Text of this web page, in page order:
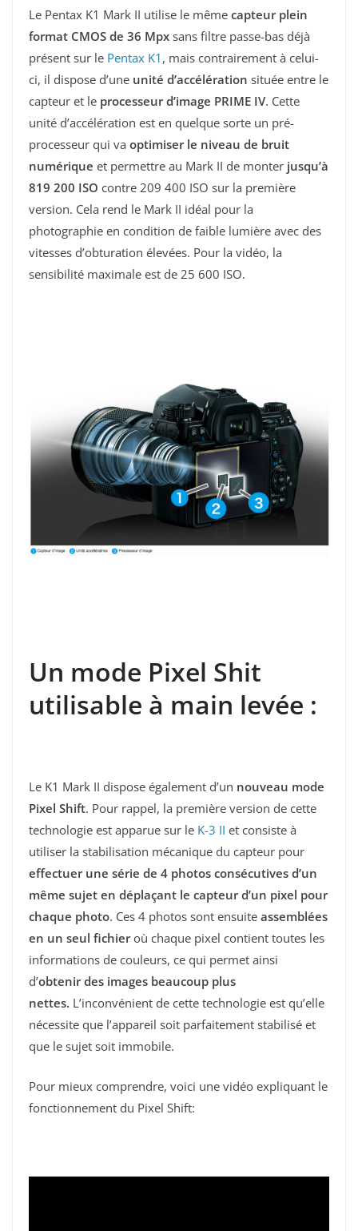
Le Pentax K1 Mark II utilise le même capteur plein
format CMOS de 36 Mpx sans filtre passe-bas déjà
présent sur le Pentax K1 , mais contrairement à celui-
ci, il dispose d’une unité d’accélération située entre le
capteur et le processeur d’image PRIME IV. Cette
unité d’accélération est en quelque sorte un pré-
processeur qui va optimiser le niveau de bruit
numérique et permettre au Mark II de monter jusqu’à
819 200 ISO contre 209 400 ISO sur la première
version. Cela rend le Mark II idéal pour la
photographie en condition de faible lumière avec des
vitesses d’obturation élevées. Pour la vidéo, la
sensibilité maximale est de 25 600 ISO.
Un mode Pixel Shit
utilisable à main levée :
Le K1 Mark II dispose également d’un nouveau mode
Pixel Shift. Pour rappel, la première version de cette
technologie est apparue sur le K-3 II et consiste à
utiliser la stabilisation mécanique du capteur pour
effectuer une série de 4 photos consécutives d’un
même sujet en déplaçant le capteur d’un pixel pour
chaque photo. Ces 4 photos sont ensuite assemblées
en un seul fichieroù chaque pixel contient toutes les
informations de couleurs, ce qui permet ainsi
d’obtenir des images beaucoup plus
nettes. L’inconvénient de cette technologie est qu’elle
nécessite que l’appareil soit parfaitement stabilisé et
que le sujet soit immobile.
Pour mieux comprendre, voici une vidéo expliquant le
fonctionnement du Pixel Shift: